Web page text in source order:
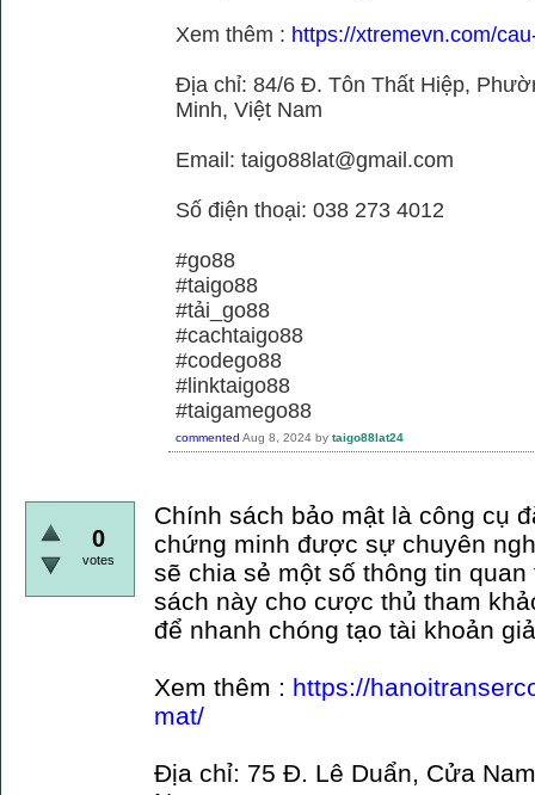
Xem thêm : https://xtremevn.com/
Địa chỉ: 84/6 Đ. Tôn Thất Hiệp,
Minh, Việt Nam
Email: taigo88lat@gmail.com
Số điện thoại: 038 273 4012
#go88
#taigo88
#tải_go88
#cachtaigo88
#codego88
#linktaigo88
#taigamego88
commented Aug 8, 2024 by taigo88lat24
0
votes
Chính sách bảo mật là công cụ
chứng minh được sự chuyên
sẽ chia sẻ một số thông tin
sách này cho cược thủ tham
để nhanh chóng tạo tài khoản
Xem thêm : https://
mat/
Địa chỉ: 75 Đ. Lê Duẩn, Cửa